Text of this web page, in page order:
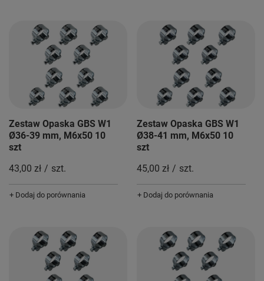
Zestaw Opaska GBS W1
Ø36-39 mm, M6x50 10
szt
43,00 zł / szt.
+ Dodaj do porównania
Zestaw Opaska GBS W1
Ø38-41 mm, M6x50 10
szt
45,00 zł / szt.
+ Dodaj do porównania